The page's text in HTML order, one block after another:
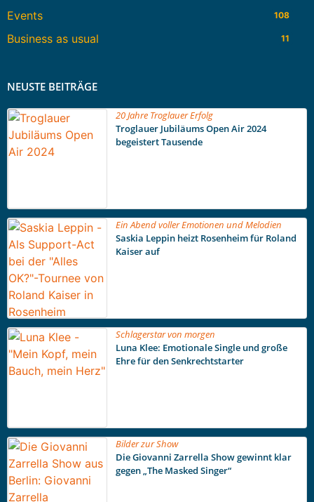
Events 108
Business as usual 11
NEUSTE BEITRÄGE
20 Jahre Troglauer Erfolg
Troglauer Jubiläums Open Air 2024
begeistert Tausende
Ein Abend voller Emotionen und Melodien
Saskia Leppin heizt Rosenheim für Roland
Kaiser auf
Schlagerstar von morgen
Luna Klee: Emotionale Single und große
Ehre für den Senkrechtstarter
Bilder zur Show
Die Giovanni Zarrella Show gewinnt klar
gegen „The Masked Singer“